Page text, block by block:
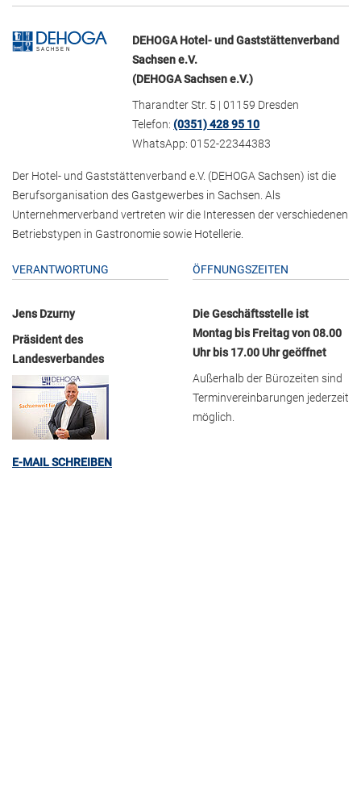
DEHOGA Hotel- und Gaststättenverband
Sachsen e.V.
(DEHOGA Sachsen e.V.)
Tharandter Str. 5 | 01159 Dresden
Telefon:(0351) 428 95 10
WhatsApp: 0152-22344383
Der Hotel- und Gaststättenverband e.V. (DEHOGA Sachsen) ist die
Berufsorganisation des Gastgewerbes in Sachsen. Als
Unternehmerverband vertreten wir die Interessen der verschiedenen
Betriebstypen in Gastronomie sowie Hotellerie.
VERANTWORTUNG
Jens Dzurny
Präsident des
Landesverbandes
E-MAIL SCHREIBEN
ÖFFNUNGSZEITEN
Die Geschäftsstelle ist
Montag bis Freitag von 08.00
Uhr bis 17.00 Uhr geöffnet
Außerhalb der Bürozeiten sind
Terminvereinbarungen jederzeit
möglich.